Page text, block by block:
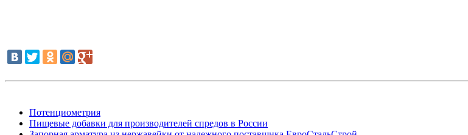
Потенциометрия
Пищевые добавки для производителей спредов в России